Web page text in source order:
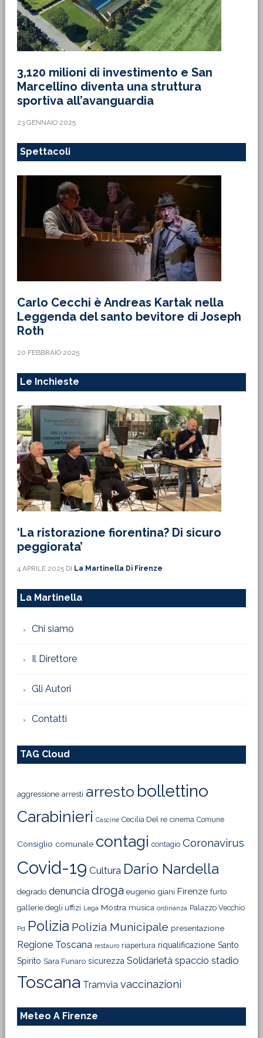
3,120 milioni di investimento e San
Marcellino diventa una struttura
sportiva all’avanguardia
23 GENNAIO 2025
Spettacoli
Carlo Cecchi è Andreas Kartak nella
Leggenda del santo bevitore di Joseph
Roth
20 FEBBRAIO 2025
Le Inchieste
‘La ristorazione fiorentina? Di sicuro
peggiorata’
4 APRILE 2025DI La Martinella Di Firenze
La Martinella
Chi siamo
Il Direttore
Gli Autori
Contatti
TAG Cloud
aggressione arresti arresto bollettino
Carabinieri Cascine Cecilia Del re cinema Comune
Consiglio comunale contagi contagio Coronavirus
Covid-19 Cultura Dario Nardella
degrado denuncia droga eugenio giani Firenze furto
gallerie degli uffizi Lega Mostra musica ordinanza Palazzo Vecchio
Pd Polizia Polizia Municipale presentazione
Regione Toscana restauro riapertura riqualificazione Santo
Spirito Sara Funaro sicurezza Solidarietà spaccio stadio
Toscana Tramvia vaccinazioni
Meteo A Firenze